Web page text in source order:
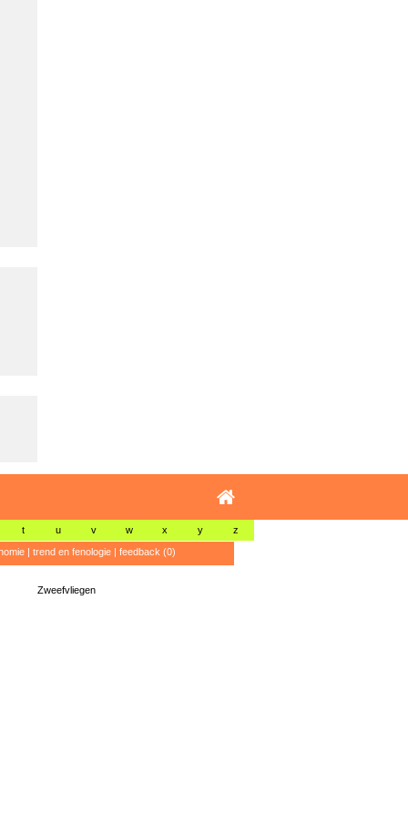
t u v w x y z
| trend en fenologie| feedback (0)
Zweefvliegen